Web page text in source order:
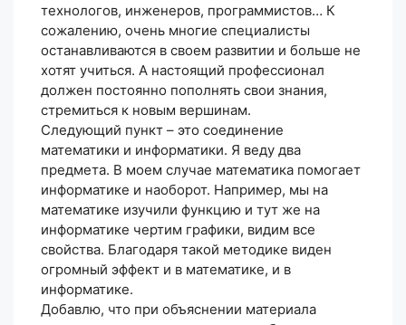
технологов, инженеров, программистов… К
сожалению, очень многие специалисты
останавливаются в своем развитии и больше не
хотят учиться. А настоящий профессионал
должен постоянно пополнять свои знания,
стремиться к новым вершинам.
Следующий пункт – это соединение
математики и информатики. Я веду два
предмета. В моем случае математика помогает
информатике и наоборот. Например, мы на
математике изучили функцию и тут же на
информатике чертим графики, видим все
свойства. Благодаря такой методике виден
огромный эффект и в математике, и в
информатике.
Добавлю, что при объяснении материала